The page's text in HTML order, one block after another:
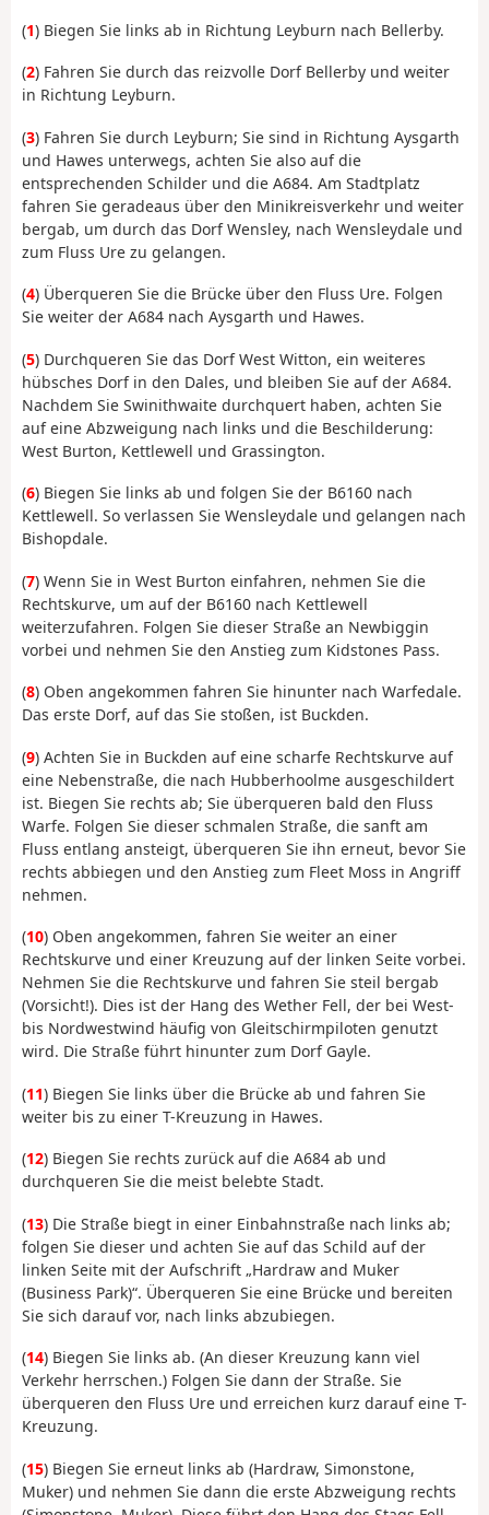
(1) Biegen Sie links ab in Richtung Leyburn nach Bellerby.
(2) Fahren Sie durch das reizvolle Dorf Bellerby und weiter
in Richtung Leyburn.
(3) Fahren Sie durch Leyburn; Sie sind in Richtung Aysgarth
und Hawes unterwegs, achten Sie also auf die
entsprechenden Schilder und die A684. Am Stadtplatz
fahren Sie geradeaus über den Minikreisverkehr und weiter
bergab, um durch das Dorf Wensley, nach Wensleydale und
zum Fluss Ure zu gelangen.
(4) Überqueren Sie die Brücke über den Fluss Ure. Folgen
Sie weiter der A684 nach Aysgarth und Hawes.
(5) Durchqueren Sie das Dorf West Witton, ein weiteres
hübsches Dorf in den Dales, und bleiben Sie auf der A684.
Nachdem Sie Swinithwaite durchquert haben, achten Sie
auf eine Abzweigung nach links und die Beschilderung:
West Burton, Kettlewell und Grassington.
(6) Biegen Sie links ab und folgen Sie der B6160 nach
Kettlewell. So verlassen Sie Wensleydale und gelangen nach
Bishopdale.
(7) Wenn Sie in West Burton einfahren, nehmen Sie die
Rechtskurve, um auf der B6160 nach Kettlewell
weiterzufahren. Folgen Sie dieser Straße an Newbiggin
vorbei und nehmen Sie den Anstieg zum Kidstones Pass.
(8) Oben angekommen fahren Sie hinunter nach Warfedale.
Das erste Dorf, auf das Sie stoßen, ist Buckden.
(9) Achten Sie in Buckden auf eine scharfe Rechtskurve auf
eine Nebenstraße, die nach Hubberhoolme ausgeschildert
ist. Biegen Sie rechts ab; Sie überqueren bald den Fluss
Warfe. Folgen Sie dieser schmalen Straße, die sanft am
Fluss entlang ansteigt, überqueren Sie ihn erneut, bevor Sie
rechts abbiegen und den Anstieg zum Fleet Moss in Angriff
nehmen.
(10) Oben angekommen, fahren Sie weiter an einer
Rechtskurve und einer Kreuzung auf der linken Seite vorbei.
Nehmen Sie die Rechtskurve und fahren Sie steil bergab
(Vorsicht!). Dies ist der Hang des Wether Fell, der bei West-
bis Nordwestwind häufig von Gleitschirmpiloten genutzt
wird. Die Straße führt hinunter zum Dorf Gayle.
(11) Biegen Sie links über die Brücke ab und fahren Sie
weiter bis zu einer T-Kreuzung in Hawes.
(12) Biegen Sie rechts zurück auf die A684 ab und
durchqueren Sie die meist belebte Stadt.
(13) Die Straße biegt in einer Einbahnstraße nach links ab;
folgen Sie dieser und achten Sie auf das Schild auf der
linken Seite mit der Aufschrift „Hardraw and Muker
(Business Park)“. Überqueren Sie eine Brücke und bereiten
Sie sich darauf vor, nach links abzubiegen.
(14) Biegen Sie links ab. (An dieser Kreuzung kann viel
Verkehr herrschen.) Folgen Sie dann der Straße. Sie
überqueren den Fluss Ure und erreichen kurz darauf eine T-
Kreuzung.
(15) Biegen Sie erneut links ab (Hardraw, Simonstone,
Muker) und nehmen Sie dann die erste Abzweigung rechts